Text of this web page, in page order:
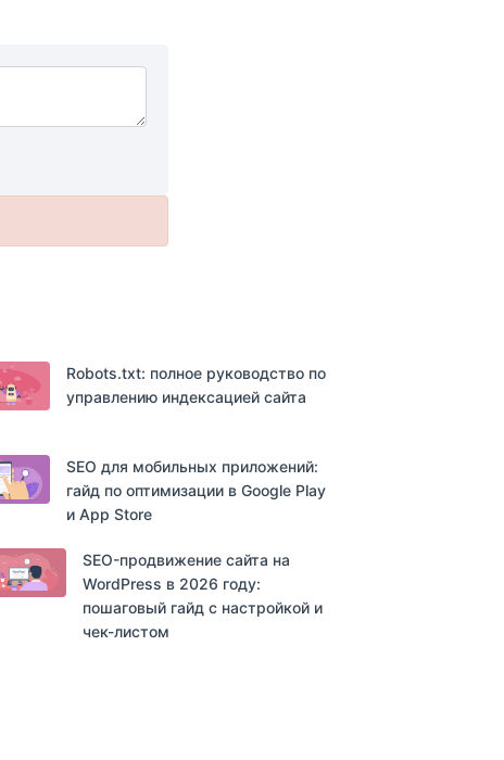
Robots.txt: полное руководство по
управлению индексацией сайта
SEO для мобильных приложений:
гайд по оптимизации в Google Play
и App Store
SEO-продвижение сайта на
WordPress в 2026 году:
пошаговый гайд с настройкой и
чек-листом